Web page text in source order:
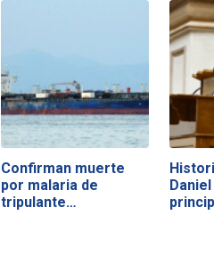
Confirman muerte
por malaria de
tripulante…